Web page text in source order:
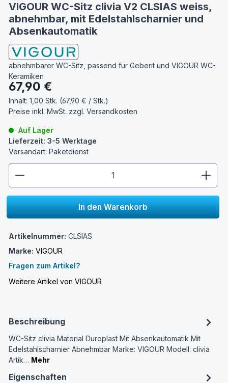
VIGOUR WC-Sitz clivia V2 CLSIAS weiss,
abnehmbar, mit Edelstahlscharnier und
Absenkautomatik
abnehmbarer WC-Sitz, passend für Geberit und VIGOUR WC-
Keramiken
Regulärer Preis:
67,90 €
Inhalt: 1,00 Stk. (67,90 € / Stk.)
Preise inkl. MwSt. zzgl. Versandkosten
Auf Lager
Lieferzeit: 3-5 Werktage
Versandart: Paketdienst
In den Warenkorb
Artikelnummer: CLSIAS
Marke: VIGOUR
Fragen zum Artikel?
Weitere Artikel von VIGOUR
Beschreibung
WC-Sitz clivia Material Duroplast Mit Absenkautomatik Mit
Edelstahlscharnier Abnehmbar Marke: VIGOUR Modell: clivia
Artik… Mehr
Eigenschaften